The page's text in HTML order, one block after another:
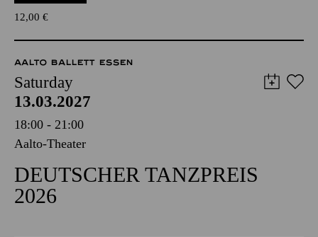
12,00 €
AALTO BALLETT ESSEN
Saturday
13.03.2027
18:00 - 21:00
Aalto-Theater
DEUTSCHER TANZPREIS
2026